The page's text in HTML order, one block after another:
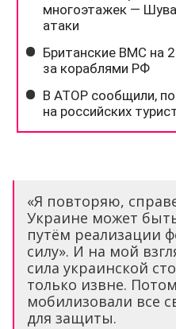
«Я повторяю,
Украине может
путём реализации
силу». И на мой
сила украинской
только извне.
мобилизовали все
для защиты.